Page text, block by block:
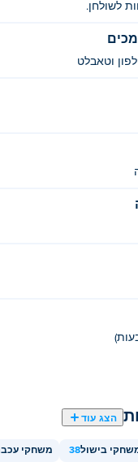
לשולחן.
וטאבלט
הצג עוד
בישול38 משחקי